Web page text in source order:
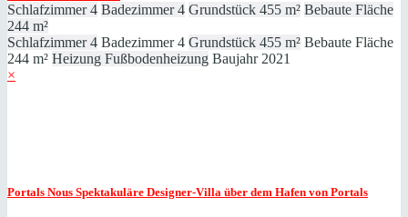
Schlafzimmer 4 Badezimmer 4 Grundstück 455 m² Bebaute Fläche
244 m²
Schlafzimmer 4 Badezimmer 4 Grundstück 455 m² Bebaute Fläche
244 m² Heizung Fußbodenheizung Baujahr 2021
×
Portals Nous Spektakuläre Designer-Villa über dem Hafen von Portals